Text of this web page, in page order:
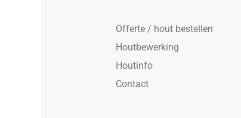
Offerte / hout bestellen
Houtbewerking
Houtinfo
Contact